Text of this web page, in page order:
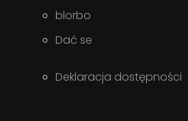
blorbo
Dać se
Deklaracja dostępności